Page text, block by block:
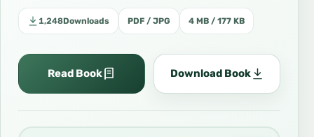
1,248Downloads PDF / JPG 4 MB / 177 KB
Read Book Download Book